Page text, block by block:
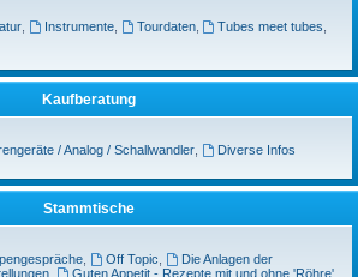
, Instrumente, Tourdaten, Tubes meet tubes
Kaufberatung
/ Analog / Schallwandler,
Diverse Infos
Stammtische
, Off Topic
Die Anlagen der
Guten Appetit - Rezepte mit und ohne 'Röhre',